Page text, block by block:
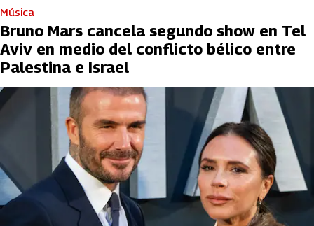
Música
Bruno Mars cancela segundo show en Tel
Aviv en medio del conflicto bélico entre
Palestina e Israel